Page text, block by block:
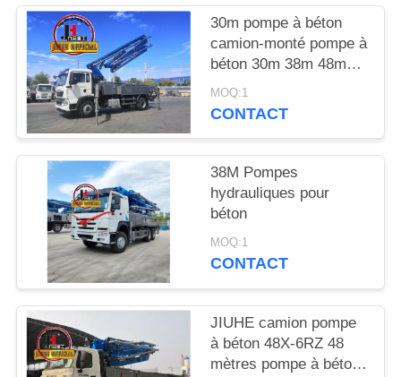
PLAN
DU
SITE
POLITIQUE
MATIÈRE
PROTECTION
DE
VIE
30m pompe à béton
camion-monté pompe à
béton 30m 38m 48m
52m 56m 58m 62m
70m
MOQ:1
CONTACT
38M Pompes
hydrauliques pour
béton
MOQ:1
CONTACT
JIUHE camion pompe
à béton 48X-6RZ 48
mètres pompe à béton